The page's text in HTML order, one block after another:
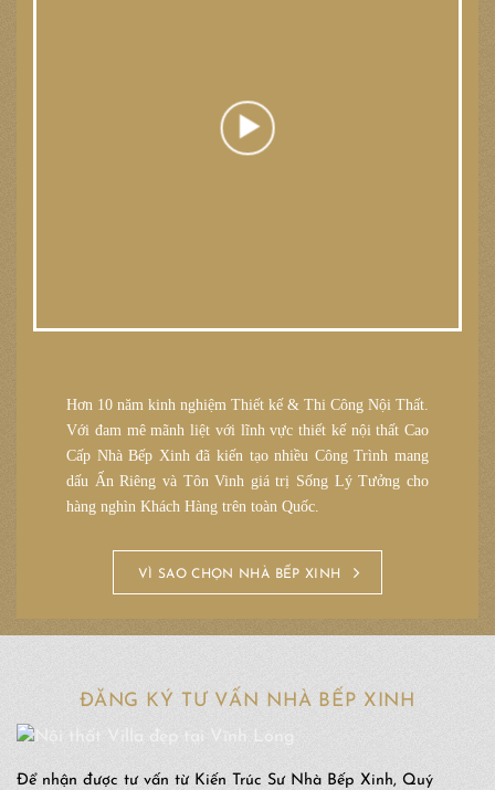
Hơn 10 năm kinh nghiệm Thiết kế & Thi Công Nội Thất.
Với đam mê mãnh liệt với lĩnh vực thiết kế nội thất Cao
Cấp Nhà Bếp Xinh đã kiến tạo nhiều Công Trình mang
dấu Ấn Riêng và Tôn Vinh giá trị Sống Lý Tưởng cho
hàng nghìn Khách Hàng trên toàn Quốc.
VÌ SAO CHỌN NHÀ BẾP XINH
ĐĂNG KÝ TƯ VẤN NHÀ BẾP XINH
Để nhận được tư vấn từ Kiến Trúc Sư Nhà Bếp Xinh, Quý